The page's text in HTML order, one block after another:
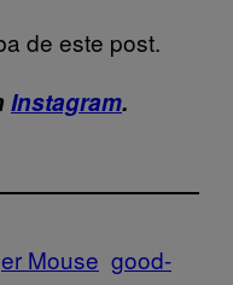
de este post.
Instagram.
Mouse good-